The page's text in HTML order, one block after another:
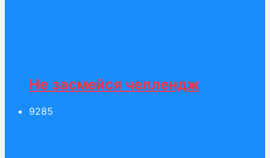
Не засмейся челлендж
9285